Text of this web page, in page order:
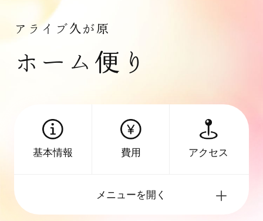
アライブ久が原
ホーム便り
基本情報 費用 アクセス
メニューを開く